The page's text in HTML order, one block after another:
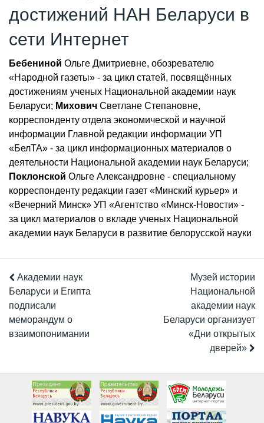
достижений НАН Беларуси в
сети Интернет
Бебениной Ольге Дмитриевне, обозревателю
«Народной газеты» - за цикл статей, посвящённых
достижениям ученых Национальной академии наук
Беларуси; Михович Светлане Степановне,
корреспонденту отдела экономической и научной
информации Главной редакции информации УП
«БелТА» - за цикл информационных материалов о
деятельности Национальной академии наук Беларуси;
Поклонской Ольге Александровне - специальному
корреспонденту редакции газет «Минский курьер» и
«Вечерний Минск» УП «Агентство «Минск-Новости» -
за цикл материалов о вкладе ученых Национальной
академии наук Беларуси в развитие белорусской науки
Академии наук
Беларуси и Египта
подписали
меморандум о
взаимопонимании
Музей истории
Национальной
академии наук
Беларуси организует
«Дни открытых
дверей»